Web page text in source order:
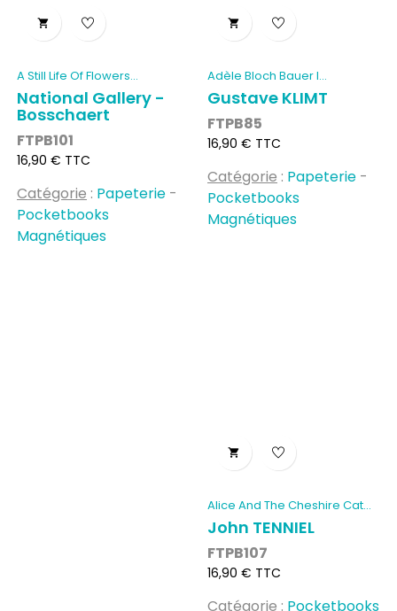

A Still Life Of Flowers...
National Gallery -
Bosschaert
FTPB101
Prix
16,90 € TTC
Catégorie : Papeterie -
Pocketbooks
Magnétiques

Adèle Bloch Bauer I...
Gustave KLIMT
FTPB85
Prix
16,90 € TTC
Catégorie : Papeterie -
Pocketbooks
Magnétiques

Alice And The Cheshire Cat...
John TENNIEL
FTPB107
Prix
16,90 € TTC
Catégorie : Pocketbooks